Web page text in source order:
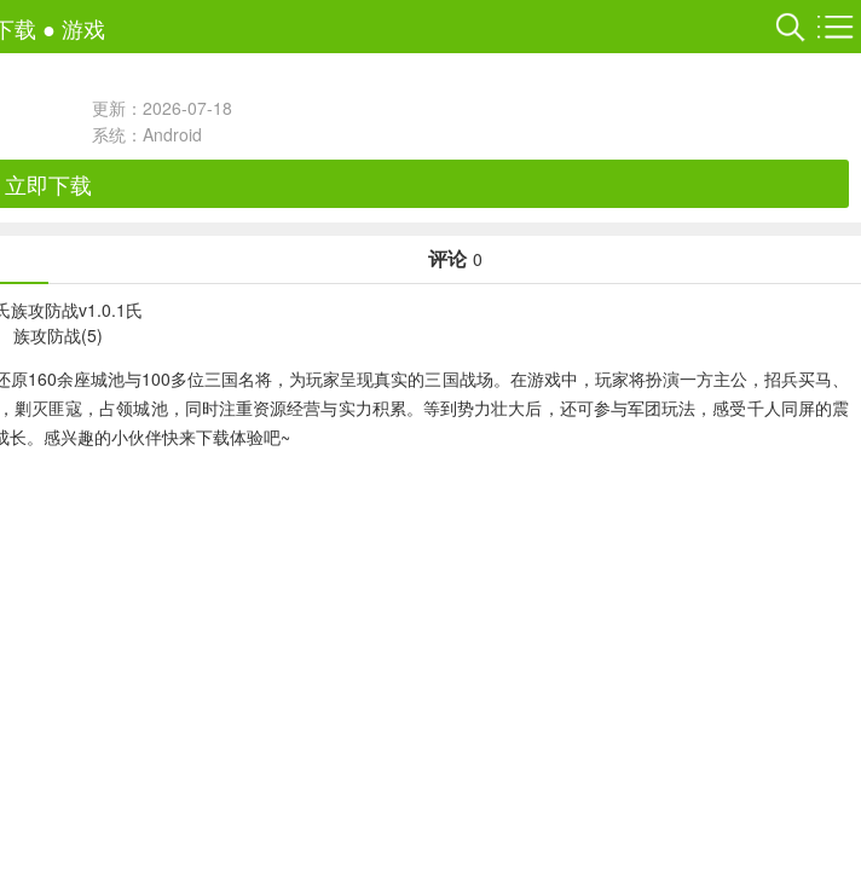
载 ● 游戏
更新：2026-07-18
系统：Android
立即下载
评论 0
160余座城池与100多位三国名将，为玩家呈现真实的三国战场。在游戏中，玩家将扮演一方主公，招兵买马、
灭匪寇，占领城池，同时注重资源经营与实力积累。等到势力壮大后，还可参与军团玩法，感受千人同屏的震
。感兴趣的小伙伴快来下载体验吧~